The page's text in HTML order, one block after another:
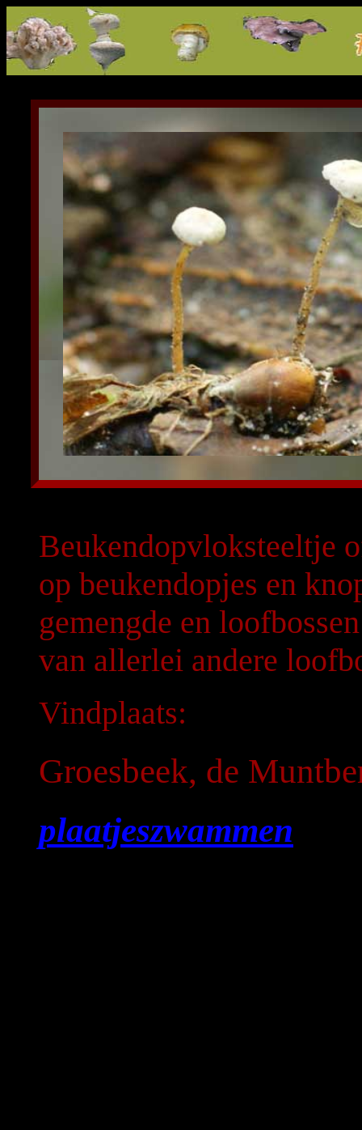
Beukendopvloksteeltje
op beukendopjes en
gemengde en
van allerlei andere
Vindplaats:
Groesbeek, de
plaatjeszwammen